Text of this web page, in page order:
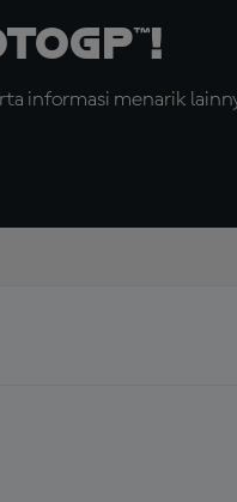
informasi menarik